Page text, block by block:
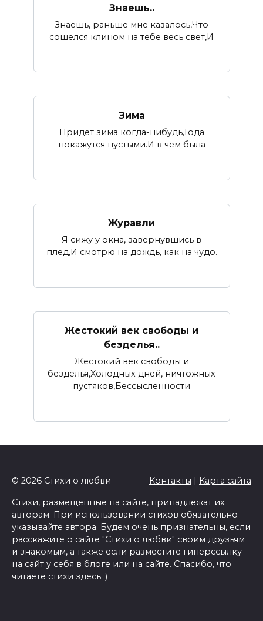
Знаешь..
Знаешь, раньше мне казалось,Что
сошелся клином на тебе весь свет,И
Зима
Придет зима когда-нибудь,Года
покажутся пустыми.И в чем была
Журавли
Я сижу у окна, завернувшись в
плед,И смотрю на дождь, как на чудо.
Жестокий век свободы и
безделья..
Жестокий век свободы и
безделья,Холодных дней, ничтожных
пустяков,Бессысленности
© 2026 Стихи о любви Контакты | Карта сайта
Стихи, размещённые на сайте, принадлежат их
авторам. При использовании стихов обязательно
указывайте автора. Будем очень признательны, если
расскажите о сайте "Стихи о любви" своим друзьям
и знакомым, а также если разместите гиперссылку
на сайт у себя в блоге или на сайте. Спасибо, что
читаете стихи здесь :)